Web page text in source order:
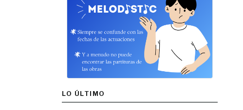
LO ÚLTIMO